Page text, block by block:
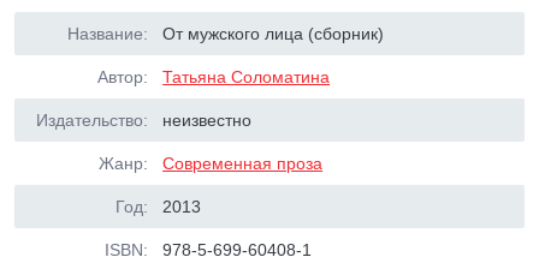
Название: От мужского лица (сборник)
Автор: Татьяна Соломатина
Издательство: неизвестно
Жанр: Современная проза
Год: 2013
ISBN: 978-5-699-60408-1